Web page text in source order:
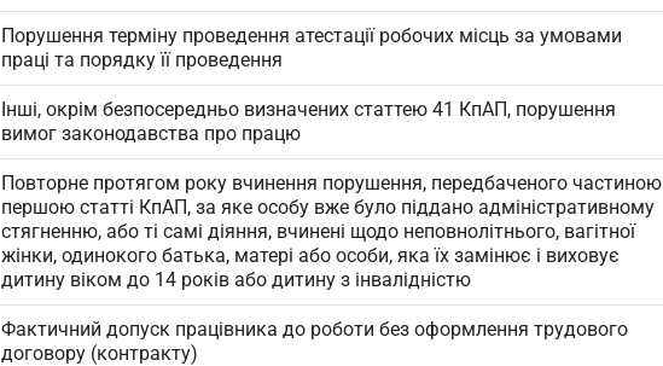
Порушення терміну проведення атестації робочих місць за умовами
праці та порядку її проведення
Інші, окрім безпосередньо визначених статтею 41 КпАП, порушення
вимог законодавства про працю
Повторне протягом року вчинення порушення, передбаченого частиною
першою статті КпАП, за яке особу вже було піддано адміністративному
стягненню, або ті самі діяння, вчинені щодо неповнолітнього, вагітної
жінки, одинокого батька, матері або особи, яка їх замінює і виховує
дитину віком до 14 років або дитину з інвалідністю
Фактичний допуск працівника до роботи без оформлення трудового
договору (контракту)